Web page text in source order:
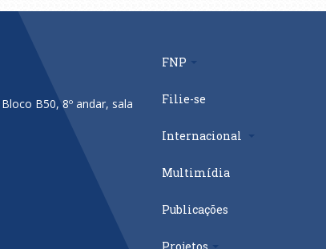
B50, 8º andar, sala
FNP
Filie-se
Internacional
Multimídia
Publicações